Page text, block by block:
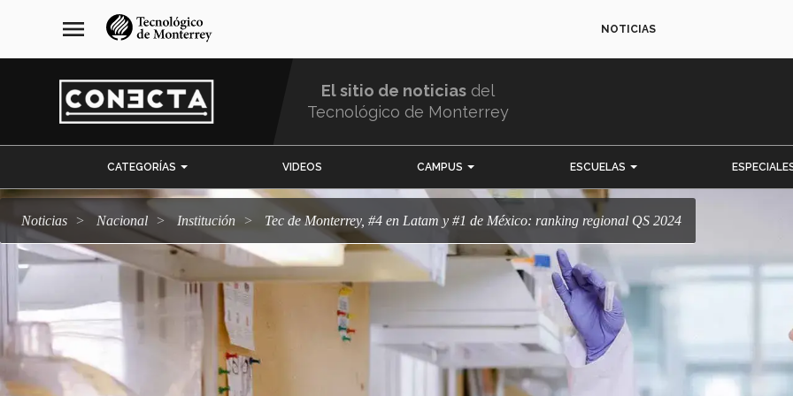
navegación
principal
menu NOTICIAS
El sitio de noticias del
Tecnológico de Monterrey
CATEGORÍAS VIDEOS CAMPUS ESCUELAS
Noticias Nacional Institución Tec de Monterrey, #4 en Latam y #1 de México: ranking regional QS 2024